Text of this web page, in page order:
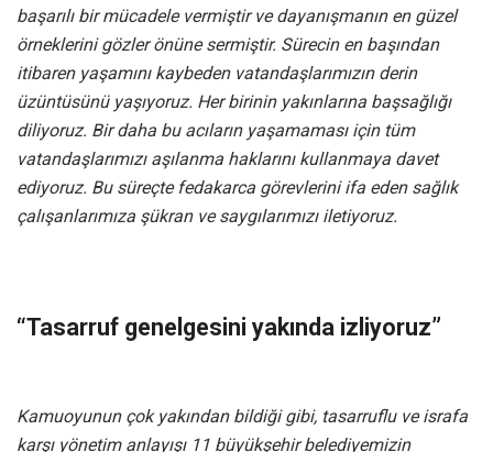
başarılı bir mücadele vermiştir ve dayanışmanın en güzel
örneklerini gözler önüne sermiştir. Sürecin en başından
itibaren yaşamını kaybeden vatandaşlarımızın derin
üzüntüsünü yaşıyoruz. Her birinin yakınlarına başsağlığı
diliyoruz. Bir daha bu acıların yaşamaması için tüm
vatandaşlarımızı aşılanma haklarını kullanmaya davet
ediyoruz. Bu süreçte fedakarca görevlerini ifa eden sağlık
çalışanlarımıza şükran ve saygılarımızı iletiyoruz.
“Tasarruf genelgesini yakında izliyoruz”
Kamuoyunun çok yakından bildiği gibi, tasarruflu ve israfa
karşı yönetim anlayışı 11 büyükşehir belediyemizin